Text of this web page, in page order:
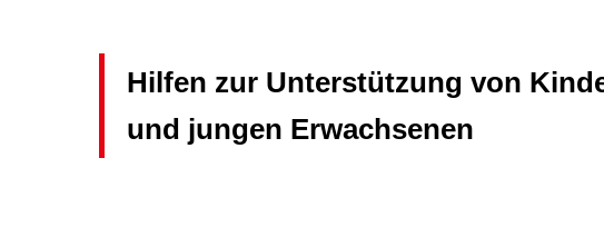
Hilfen zur Unterstützung von
und jungen Erwachsenen